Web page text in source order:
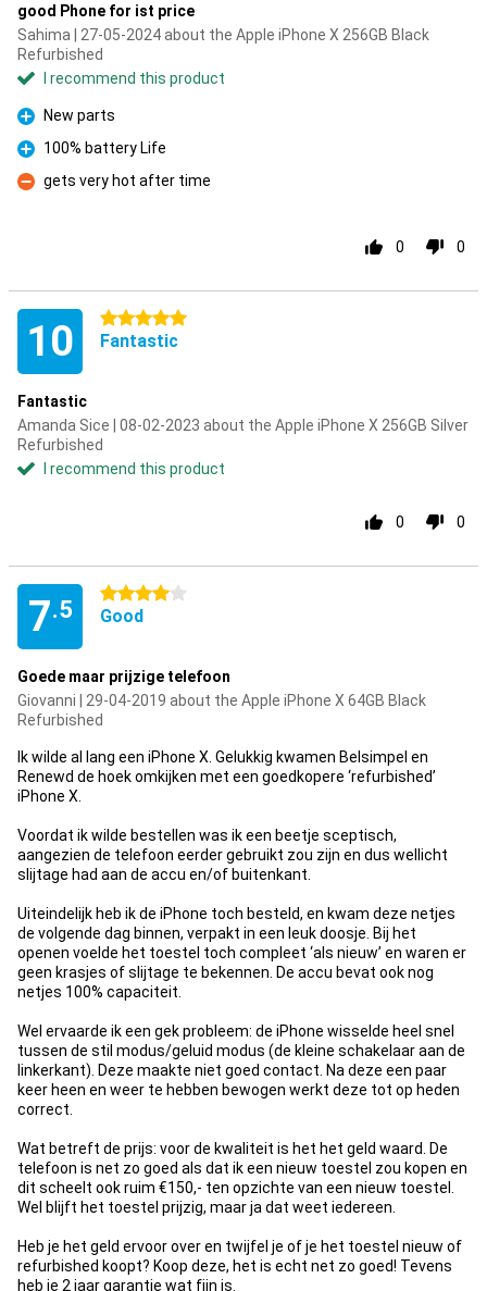
good Phone for ist price
Sahima | 27-05-2024 about the Apple iPhone X 256GB Black
Refurbished
I recommend this product
Pro
New parts
Pro
100% battery Life
Con
gets very hot after time
0 0
10 5 stars
Fantastic
Fantastic
Amanda Sice | 08-02-2023 about the Apple iPhone X 256GB Silver
Refurbished
I recommend this product
0 0
7.5
4 stars
Good
Goede maar prijzige telefoon
Giovanni | 29-04-2019 about the Apple iPhone X 64GB Black
Refurbished
Ik wilde al lang een iPhone X. Gelukkig kwamen Belsimpel en
Renewd de hoek omkijken met een goedkopere ‘refurbished’
iPhone X.
Voordat ik wilde bestellen was ik een beetje sceptisch,
aangezien de telefoon eerder gebruikt zou zijn en dus wellicht
slijtage had aan de accu en/of buitenkant.
Uiteindelijk heb ik de iPhone toch besteld, en kwam deze netjes
de volgende dag binnen, verpakt in een leuk doosje. Bij het
openen voelde het toestel toch compleet ‘als nieuw’ en waren er
geen krasjes of slijtage te bekennen. De accu bevat ook nog
netjes 100% capaciteit.
Wel ervaarde ik een gek probleem: de iPhone wisselde heel snel
tussen de stil modus/geluid modus (de kleine schakelaar aan de
linkerkant). Deze maakte niet goed contact. Na deze een paar
keer heen en weer te hebben bewogen werkt deze tot op heden
correct.
Wat betreft de prijs: voor de kwaliteit is het het geld waard. De
telefoon is net zo goed als dat ik een nieuw toestel zou kopen en
dit scheelt ook ruim €150,- ten opzichte van een nieuw toestel.
Wel blijft het toestel prijzig, maar ja dat weet iedereen.
Heb je het geld ervoor over en twijfel je of je het toestel nieuw of
refurbished koopt? Koop deze, het is echt net zo goed! Tevens
heb je 2 jaar garantie wat fijn is.